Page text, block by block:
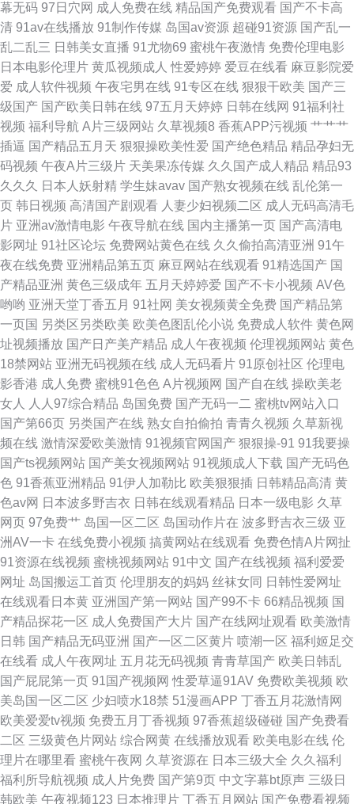
p 偷拍福利 91已拍视频 国产精品25 欧美女色色com 亚洲私人影院 草草浮力
第一人 免费看黄大全 亚洲国产精华 www含羞草av 狠狠干狠狠艹狠狠 日韩字
幕在线观看 91涩涩大片 国产91精品探花 日本色色影院天 99精品热8 激情A
片影院 色图色B 超碰在线97青青
幕无码 97日穴网 成人免费在线 精品国产免费观看 国产不卡高
清 91av在线播放 91制作传媒 岛国av资源 超碰91资源 国产乱一
乱二乱三 日韩美女直播 91尤物69 蜜桃午夜激情 免费伦理电影
日本电影伦理片 黄瓜视频成人 性爱婷婷 爱豆在线看 麻豆影院爱
爱 成人软件视频 午夜宅男在线 91专区在线 狠狠干欧美 国产三
级国产 国产欧美日韩在线 97五月天婷婷 日韩在线网 91福利社
视频 福利导航 A片三级网站 久草视频8 香蕉APP污视频 艹艹艹
插逼 国产精品五月天 狠狠操欧美性爱 国产绝色精品 精品孕妇无
码视频 午夜A片三级片 天美果冻传媒 久久国产成人精品 精品93
久久久
日本人妖射精 学生妹avav 国产熟女视频在线 乱伦第一
页 韩日视频 高清国产剧观看 人妻少妇视频二区 成人无码高清毛
片 亚洲av激情电影 午夜导航在线 国内主播第一页 国产高清电
影网址 91社区论坛 免费网站黄色在线 久久偷拍高清亚洲 91午
夜在线免费 亚洲精品第五页 麻豆网站在线观看 91精选国产 国
产精品亚洲 黄色三级成年 五月天婷婷爱 国产不卡小视频 AV色
哟哟 亚洲天堂丁香五月 91社网 美女视频黄全免费 国产精品第
一页国 另类区另类欧美 欧美色图乱伦小说 免费成人软件 黄色网
址视频播放 国产日产美产精品 成人午夜视频 伦理视频网站 黄色
18禁网站 亚洲无码视频在线 成人无码看片 91原创社区 伦理电
影香港 成人免费 蜜桃91色色 A片视频网 国产自在线 操欧美老
女人
人人97综合精品 岛国免费 国产无码一二 蜜桃tv网站入口
国产第66页 另类国产在线 熟女自拍偷拍 青青久视频 久草新视
频在线 激情深爱欧美激情 91视频官网国产 狠狠操-91 91我要操
国产ts视频网站 国产美女视频网站 91视频成人下载 国产无码色
色 91香蕉亚洲精品 91伊人加勒比 欧美狠狠插 日韩精品高清 黄
色av网 日本波多野吉衣 日韩在线观看精品 日本一级电影 久草
网页 97免费艹 岛国一区二区 岛国动作片在 波多野吉衣三级 亚
洲AV一卡 在线免费小视频 搞黄网站在线观看 免费色情A片网扯
91资源在线视频 蜜桃视频网站 91中文 国产在线视频 福利爱爱
网址 岛国搬运工首页 伦理朋友的妈妈 丝袜女同 日韩性爱网址
在线观看日本黄 亚洲国产第一网站 国产99不卡 66精品视频 国
产精品探花一区 成人免费国产大片 国产在线网址观看 欧美激情
日韩 国产精品无码亚洲 国产一区二区黄片 喷潮一区 福利姬足交
在线看 成人午夜网址 五月花无码视频 青青草国产 欧美日韩乱
国产屁屁第一页 91国产视频网 性爱草逼91AV 免费欧美视频 欧
美岛国一区二区 少妇喷水18禁 51漫画APP 丁香五月花激情网
欧美爱爱tv视频 免费五月丁香视频 97香蕉超级碰碰 国产免费看
二区 三级黄色片网站 综合网黄 在线播放观看 欧美电影在线 伦
理片在哪里看 蜜桃午夜网 久草资源在 日本三级大全 久久福利
福利所导航视频 成人片免费 国产第9页 中文字幕bt原声 三级日
韩欧美 午夜视频123 日本推理片 丁香五月网站 国产免费看视频